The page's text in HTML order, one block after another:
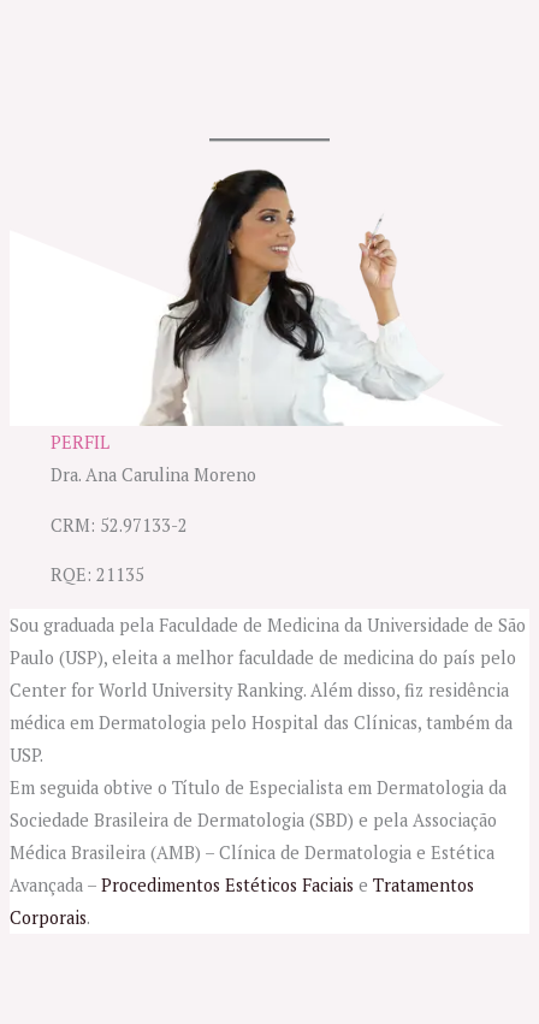
PERFIL
Dra. Ana Carulina Moreno
CRM: 52.97133-2
RQE: 21135
Sou graduada pela Faculdade de Medicina da Universidade de São
Paulo (USP), eleita a melhor faculdade de medicina do país pelo
Center for World University Ranking. Além disso, fiz residência
médica em Dermatologia pelo Hospital das Clínicas, também da
USP.
Em seguida obtive o Título de Especialista em Dermatologia da
Sociedade Brasileira de Dermatologia (SBD) e pela Associação
Médica Brasileira (AMB) – Clínica de Dermatologia e Estética
Avançada – Procedimentos Estéticos Faciais e Tratamentos
Corporais.